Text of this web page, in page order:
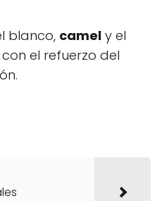
blanco, camel y el
el refuerzo del